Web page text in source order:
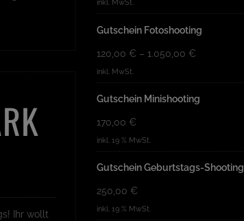
Ihr wollt
inkl. MwSt.
Gutschein Fotoshooting
120,00 € – 1.050,00 €
inkl. MwSt.
Gutschein Minishooting
170,00 €
inkl. 19 % MwSt.
Gutschein Geburtstags-Shooting
250,00 €
inkl. 19 % MwSt.